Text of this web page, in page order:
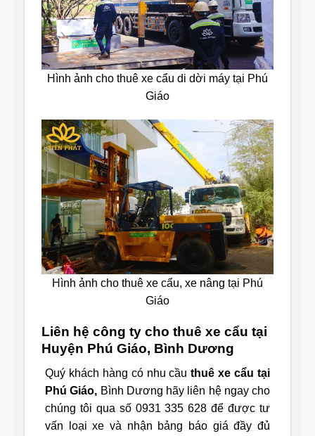
Hình ảnh cho thuê xe cẩu di dời máy tại Phú
Giáo
Hình ảnh cho thuê xe cẩu, xe nâng tại Phú
Giáo
Liên hệ công ty cho thuê xe cẩu tại
Huyện Phú Giáo, Bình Dương
Quý khách hàng có nhu cầuthuê xe cẩu tại
Phú Giáo, Bình Dương hãy liên hệ ngay cho
chúng tôi qua số 0931 335 628 để được tư
vấn loại xe và nhận bảng báo giá đầy đủ